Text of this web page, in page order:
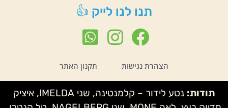
תנו לנו לייק 👍
הצהרת נגישות תקנון האתר
תודות:
נטע לידור – קלמנטינה, שני IMELDA, איציק